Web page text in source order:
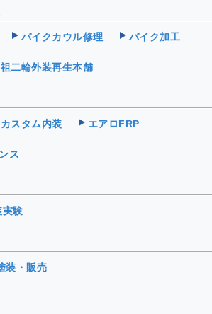
バイクカウル修理 バイク加工
二輪外装再生本舗
カスタム内装 エアロFRP
ス
実験
装・販売